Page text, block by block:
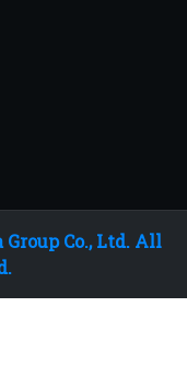
Co., Ltd. All